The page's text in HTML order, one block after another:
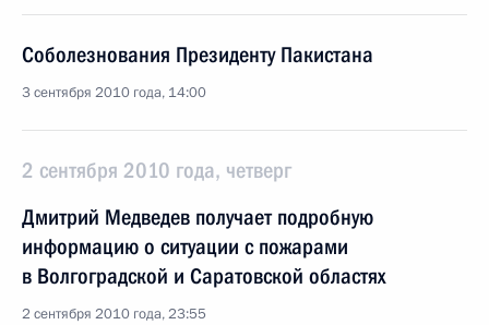
Соболезнования Президенту Пакистана
3 сентября 2010 года, 14:00
2 сентября 2010 года, четверг
Дмитрий Медведев получает подробную
информацию о ситуации с пожарами
в Волгоградской и Саратовской областях
2 сентября 2010 года, 23:55